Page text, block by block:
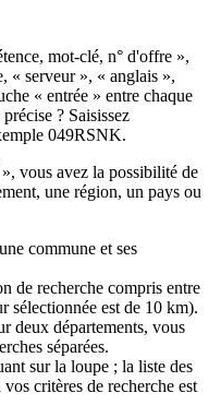
mot-clé, n° d'offre »,
« serveur », « anglais »,
« entrée » entre chaque
? Saisissez
049RSNK.
vous avez la possibilité de
une région, un pays ou
commune et ses
de recherche compris entre
sélectionnée est de 10 km).
deux départements, vous
séparées.
sur la loupe ; la liste des
critères de recherche est